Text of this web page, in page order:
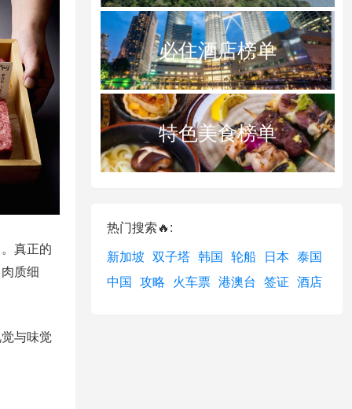
真正的
质细
与味觉
必住酒店榜单
特色美食榜单
热门搜索🔥:
新加坡 双子塔 韩国 轮船 日本 泰国
中国
攻略 火车票 港澳台 签证 酒店